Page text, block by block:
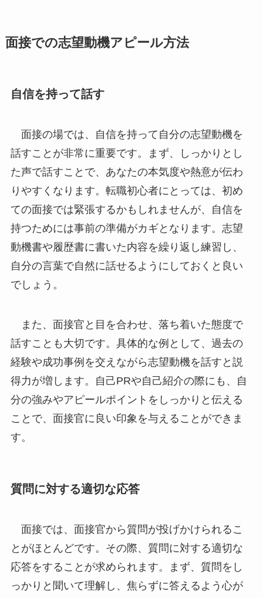
面接での志望動機アピール方法
自信を持って話す
面接の場では、自信を持って自分の志望動機を
話すことが非常に重要です。まず、しっかりとし
た声で話すことで、あなたの本気度や熱意が伝わ
りやすくなります。転職初心者にとっては、初め
ての面接では緊張するかもしれませんが、自信を
持つためには事前の準備がカギとなります。志望
動機書や履歴書に書いた内容を繰り返し練習し、
自分の言葉で自然に話せるようにしておくと良い
でしょう。
また、面接官と目を合わせ、落ち着いた態度で
話すことも大切です。具体的な例として、過去の
経験や成功事例を交えながら志望動機を話すと説
得力が増します。自己PRや自己紹介の際にも、自
分の強みやアピールポイントをしっかりと伝える
ことで、面接官に良い印象を与えることができま
す。
質問に対する適切な応答
面接では、面接官から質問が投げかけられるこ
とがほとんどです。その際、質問に対する適切な
応答をすることが求められます。まず、質問をし
っかりと聞いて理解し、焦らずに答えるよう心が